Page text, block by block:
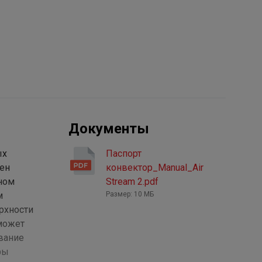
Документы
Паспорт
конвектор_Manual_Air
Stream 2.pdf
Размер: 10 МБ